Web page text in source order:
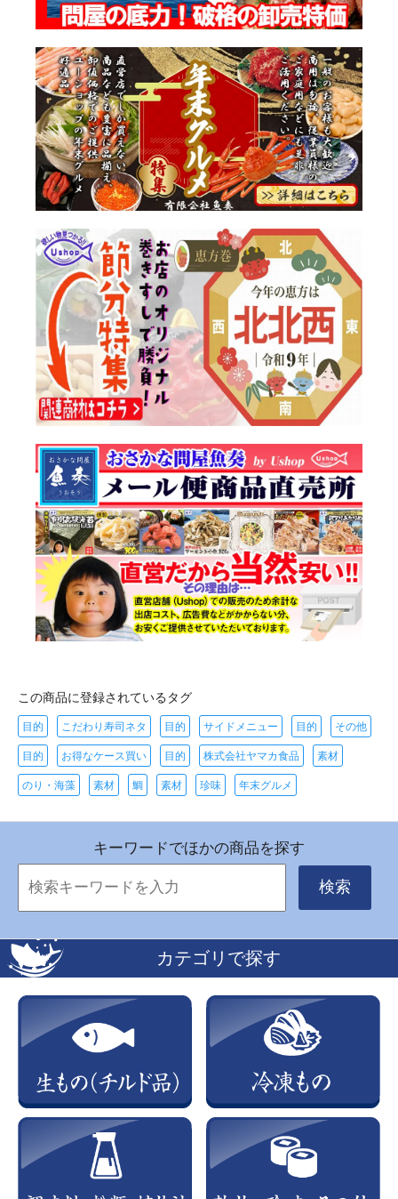
この商品に登録されているタグ
目的 こだわり寿司ネタ 目的 サイドメニュー 目的 その他
目的 お得なケース買い 目的 株式会社ヤマカ食品 素材
のり・海藻 素材 鯛 素材 珍味 年末グルメ
キーワードでほかの商品を探す
検索
カテゴリで探す